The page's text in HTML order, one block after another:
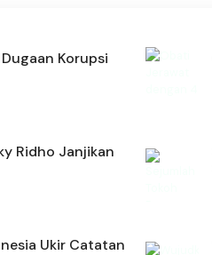
Dugaan Korupsi
Ridho Janjikan
Ukir Catatan